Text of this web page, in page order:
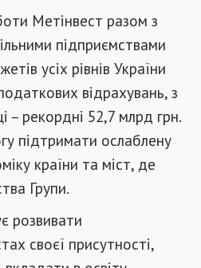
Метінвест разом з
підприємствами
усіх рівнів України
відрахувань, з
– рекордні 52,7 млрд грн.
підтримати ослаблену
країни та міст, де
Групи.
розвивати
своєї присутності,